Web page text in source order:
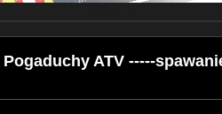
ATV -----